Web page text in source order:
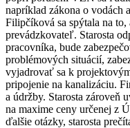
napríklad zákona o vodách
Filipčíková sa spýtala na
prevádzkovateľ. Starosta
pracovníka, bude
problémových situácií,
vyjadrovať sa k
pripojenie na kanalizáciu.
a údržby. Starosta zároveň
na maxime ceny určenej z
ďalšie otázky, starosta